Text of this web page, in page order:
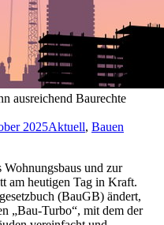
ausreichend Baurechte
2025Aktuell, Bauen
Wohnungsbaus und zur
am heutigen Tag in Kraft.
(BauGB) ändert,
„Bau-Turbo“, mit dem der